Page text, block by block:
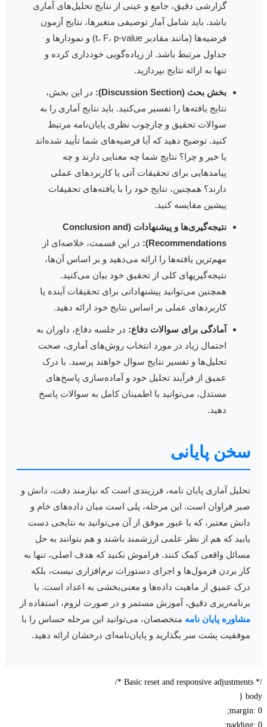
گزارشی دقیق، جامع و عینی از نتایج تحلیل‌های آماری
باشد. باید شامل آمار توصیفی متغیرها، نتایج آزمون
فرضیه‌ها (مانند مقادیر t، F، p-value) و نمودارها و
جداول مرتبط باشد. از زیاده‌گویی خودداری کرده و
تنها به ارائه نتایج بپردازید.
بخش بحث (Discussion Section):
در این بخش،
نتایج یافته‌ها را تفسیر می‌کنید. باید نتایج آماری را به
سوالات تحقیق و چارچوب نظری پایان‌نامه مرتبط
کنید. توضیح دهید که آیا فرضیه‌های شما تأیید شده‌اند
یا خیر و چرا؟ نتایج شما چه معنایی دارند و چه
پیامدهایی برای تحقیقات آتی یا کاربردهای عملی
دارند؟ همچنین، نتایج خود را با یافته‌های تحقیقات
پیشین مقایسه کنید.
نتیجه‌گیری‌ها و پیشنهادات (Conclusion and
Recommendations): در این قسمت، خلاصه‌ای از
مهم‌ترین یافته‌ها را ارائه می‌دهید و بر اساس آن‌ها،
نتیجه‌گیریهای کلی از تحقیق خود بیان می‌کنید.
همچنین می‌توانید پیشنهاداتی برای تحقیقات آینده یا
کاربردهای عملی بر اساس نتایج خود ارائه دهید.
آمادگی برای سوالات دفاع:در جلسه دفاع، داوران به
احتمال زیاد در مورد انتخاب روش‌های آماری، صحت
تحلیل‌ها و تفسیر نتایج سوال خواهند پرسید. با درک
عمیق از فرآیند تحلیل خود و آماده‌سازی پاسخ‌های
مستدل، می‌توانید با اطمینان کامل به سوالات پاسخ
پایانی
آماری پایان نامه، فرزیندی است که نیازمند دقت، دانش و
فراوان است. این مرحله، پلی است میان داده‌های خام و
معتبر، که با عبور موفق از آن می‌توانید به نتایجی دست
که هم از نظر علمی ارزشمند باشند و هم بتوانند به حل
واقعی کمک کنند. فراموش نکنید که هدف اصلی، تنها به
بردن فرمول‌ها و اجرای دستورات نرم‌افزاری نیست، بلکه
عمیق از ماهیت داده‌ها و معنی‌بخشی به اعداد است. با
دقیق، آموزش مستمر و در صورت لزوم، استفاده از
پایان نامهمتخصصان، می‌توانید این مرحله حساس را با
پشت سر بگذارید و پایان‌نامه‌ای درخشان ارائه دهید.